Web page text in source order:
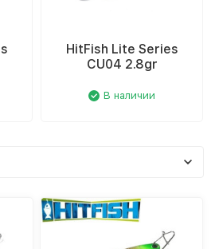
HitFish Lite Series
CU04 2.8gr
В наличии